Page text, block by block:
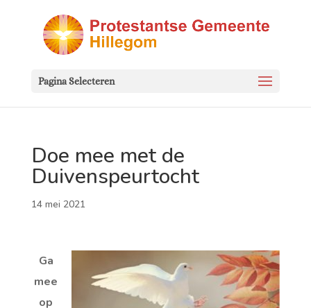
Pagina Selecteren
Doe mee met de
Duivenspeurtocht
14 mei 2021
Ga
mee
op